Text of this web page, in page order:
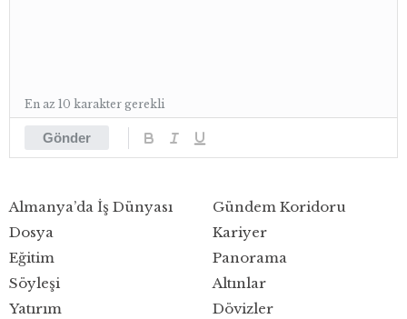
Gönder
En az 10 karakter gerekli
Almanya’da İş Dünyası
Dosya
Eğitim
Gündem Koridoru
Kariyer
Panorama
Söyleşi
Yatırım
Altınlar
Dövizler